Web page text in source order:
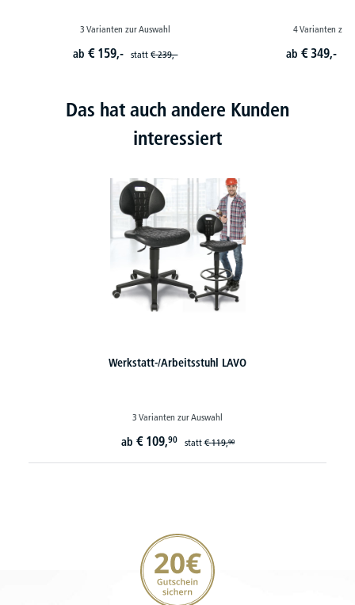
3 Varianten zur Auswahl
ab€ 159,- statt€ 239,-
4 Varianten zur
ab€ 349,-
Das hat auch andere Kunden
interessiert
Werkstatt-/Arbeitsstuhl LAVO
3 Varianten zur Auswahl
ab € 109,90 statt€ 119,90
20€ Gutschein sichern